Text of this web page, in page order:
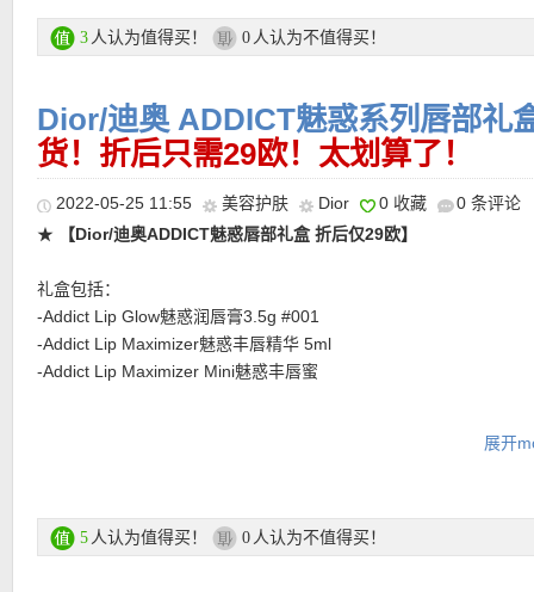
★注意她家目前付款方式有所调整，可以选择Klarna付款方式，和
185欧享85折，满249欧享8折优惠！有效期至6月19日！
★ 彩妆，香水等可用8折优惠码：MAFDM618PMUH亲测有效！满
88折，满185欧享85折，满249欧享8折优惠！有效期至6月19日！
★ 每单赠送两个赠品小样，自动放入购物车！！！
★Flaconi其他优惠码点此查看
3 人认为值得买！ 0 人认为不值得买！
Dior/迪奥 ADDICT魅惑系列唇部礼
货！折后只需29欧！太划算了！
2022-05-25 11:55 美容护肤 Dior 0 收藏
0 条评论
★
【Dior/迪奥ADDICT魅惑唇部礼盒 折后仅29欧】
礼盒包括：
-Addict Lip Glow魅惑润唇膏3.5g #001
-Addict Lip Maximizer魅惑丰唇精华 5ml
-Addict Lip Maximizer Mini魅惑丰唇蜜
变色唇膏！只想简单出门，或者想提气色的朋友，一定兜儿里放一
冰凉凉的修护双唇，无论是天天戴口罩，还是上口红的，好的唇部
展开
5 人认为值得买！ 0 人认为不值得买！